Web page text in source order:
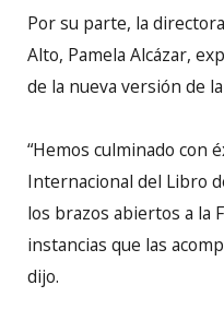
Por su parte, la
Alto, Pamela Alcázar,
de la nueva versión de
“Hemos culminado con
Internacional del Libro
los brazos abiertos a la
instancias que las
dijo.